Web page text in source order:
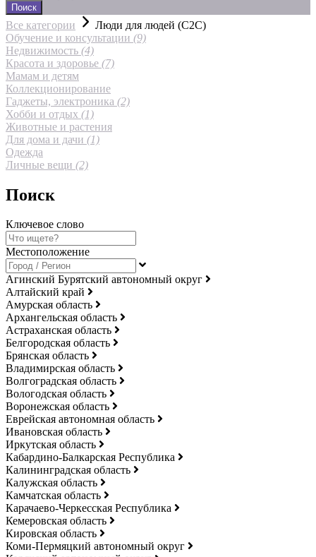
Поиск
Все категории
Люди для людей (С2С)
Обучение и консультации (9)
Недвижимость (4)
Красота и здоровье (7)
Мамам и детям
Коллекционирование
Гаджеты, электроника (2)
Хобби и отдых (1)
Животные и растения
Для дома и дачи (1)
Одежда
Личные вещи (2)
Поиск
Ключевое слово
Местоположение
Агинский Бурятский автономный округ
Алтайский край
Амурская область
Архангельская область
Астраханская область
Белгородская область
Брянская область
Владимирская область
Волгоградская область
Вологодская область
Воронежская область
Еврейская автономная область
Ивановская область
Иркутская область
Кабардино-Балкарская Республика
Калининградская область
Калужская область
Камчатская область
Карачаево-Черкесская Республика
Кемеровская область
Кировская область
Коми-Пермяцкий автономный округ